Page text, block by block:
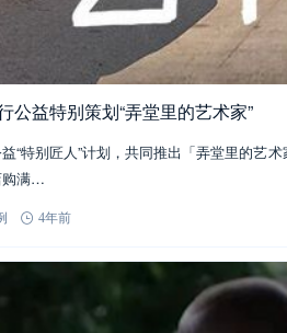
公益特别策划“弄堂里的艺术家”
“特别匠人”计划，共同推出「弄堂里的艺
购满…
4年前